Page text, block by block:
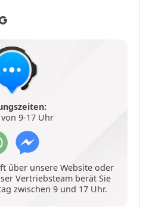
von 9-17 Uhr
über unsere Website oder
Vertriebsteam berät Sie
zwischen 9 und 17 Uhr.